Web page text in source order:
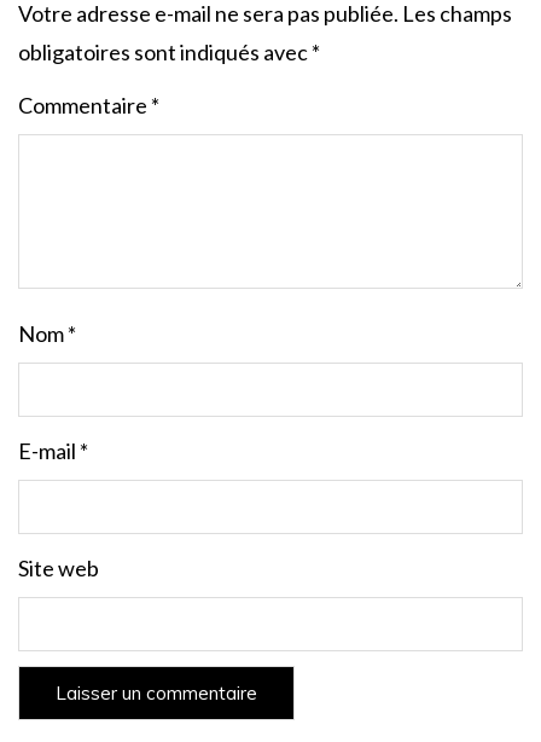
Votre adresse e-mail ne sera pas publiée. Les champs
obligatoires sont indiqués avec*
Commentaire *
Nom*
E-mail *
Site web